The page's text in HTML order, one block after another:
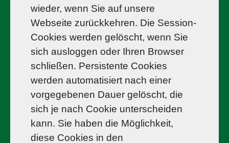
wieder, wenn Sie auf unsere
Webseite zurückkehren. Die Session-
Cookies werden gelöscht, wenn Sie
sich ausloggen oder Ihren Browser
schließen. Persistente Cookies
werden automatisiert nach einer
vorgegebenen Dauer gelöscht, die
sich je nach Cookie unterscheiden
kann. Sie haben die Möglichkeit,
diese Cookies in den